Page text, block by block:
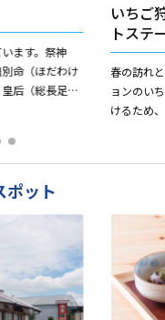
ます。祭神
命（ほだわけ
后（総長足姫
いちご
トステ
春の訪れ
ョンのい
けるため
ポット